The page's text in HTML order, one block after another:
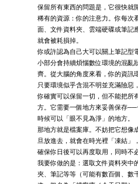
保留所有東西的問題是，它很快就
稀有的資源：你的注意力。你每次
面、文件資料夾、雲端硬碟或筆記
就會被耗損掉。
你或許認為自己大可以關上筆記型
小部分會持續煩惱數位環境的混亂
齊。從大腦的角度來看，你的資訊
只要環境似乎含混不明並充滿險惡
你確實可以保留一切，但不能把所
方。它需要一個地方來妥善保存
時候可以「眼不見為淨」的地方。
那地方就是檔案庫。不妨把它想像
旦放進去，就會在時光裡「凍結」
確保你日後可以再度取用，同時不
我要你做的是：選取文件資料夾中
夾、筆記等等（可能有數百個、數